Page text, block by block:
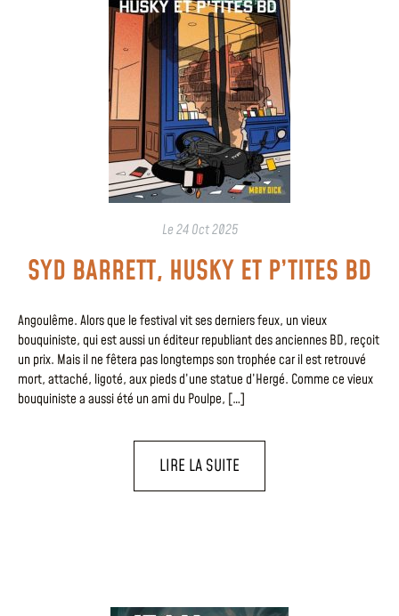
Le24 Oct 2025
SYD BARRETT, HUSKY ET P’TITES BD
Angoulême. Alors que le festival vit ses derniers feux, un vieux
bouquiniste, qui est aussi un éditeur republiant des anciennes BD, reçoit
un prix. Mais il ne fêtera pas longtemps son trophée car il est retrouvé
mort, attaché, ligoté, aux pieds d’une statue d’Hergé. Comme ce vieux
bouquiniste a aussi été un ami du Poulpe, […]
LIRE LA SUITE